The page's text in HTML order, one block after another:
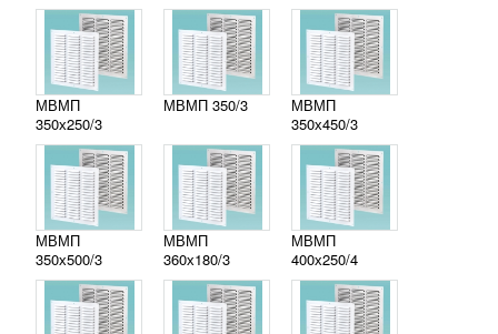
МВМП
350х250/3
МВМП 350/3
МВМП
350х450/3
МВМП
350х500/3
МВМП
360х180/3
МВМП
400х250/4